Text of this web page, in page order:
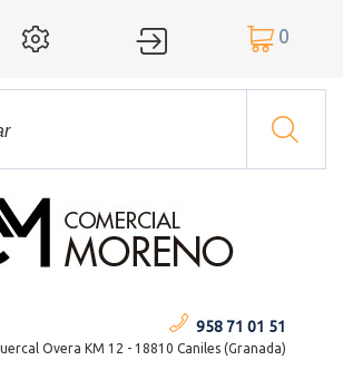
   0
958 71 01 51
Overa KM 12 - 18810 Caniles (Granada)